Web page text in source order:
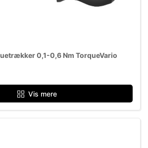
0,1-0,6 Nm TorqueVario
Vis mere